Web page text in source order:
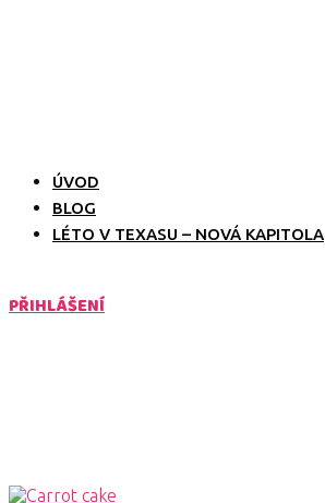
ÚVOD
BLOG
LÉTO V TEXASU – NOVÁ KAPITOLA
PŘIHLÁŠENÍ